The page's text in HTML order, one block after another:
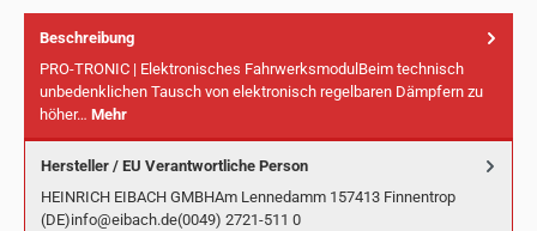
Beschreibung
PRO-TRONIC | Elektronisches FahrwerksmodulBeim technisch
unbedenklichen Tausch von elektronisch regelbaren Dämpfern zu
höher… Mehr
Hersteller / EU Verantwortliche Person
HEINRICH EIBACH GMBHAm Lennedamm 157413 Finnentrop
(DE)info@eibach.de(0049) 2721-511 0